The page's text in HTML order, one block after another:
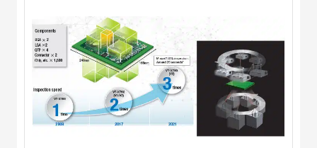
Dự Án Ngành
Thủy Sản
Dự Án Ngành
Thực Phẩm
Dự Án Ngành
Siêu Thị - Ngân
Hàng
Dự Án Ngành